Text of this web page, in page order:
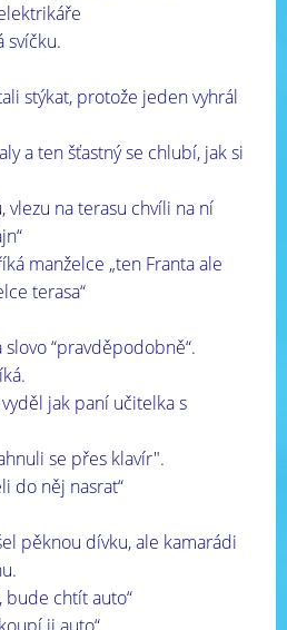
svíčku.
stýkat, protože jeden vyhrál
a ten šťastný se chlubí, jak si
vlezu na terasu chvíli na ní
manželce „ten Franta ale
terasa“
“pravděpodobně“.
jak paní učitelka s
se přes klavír".
do něj nasrat“
pěknou dívku, ale kamarádi
bude chtít auto“